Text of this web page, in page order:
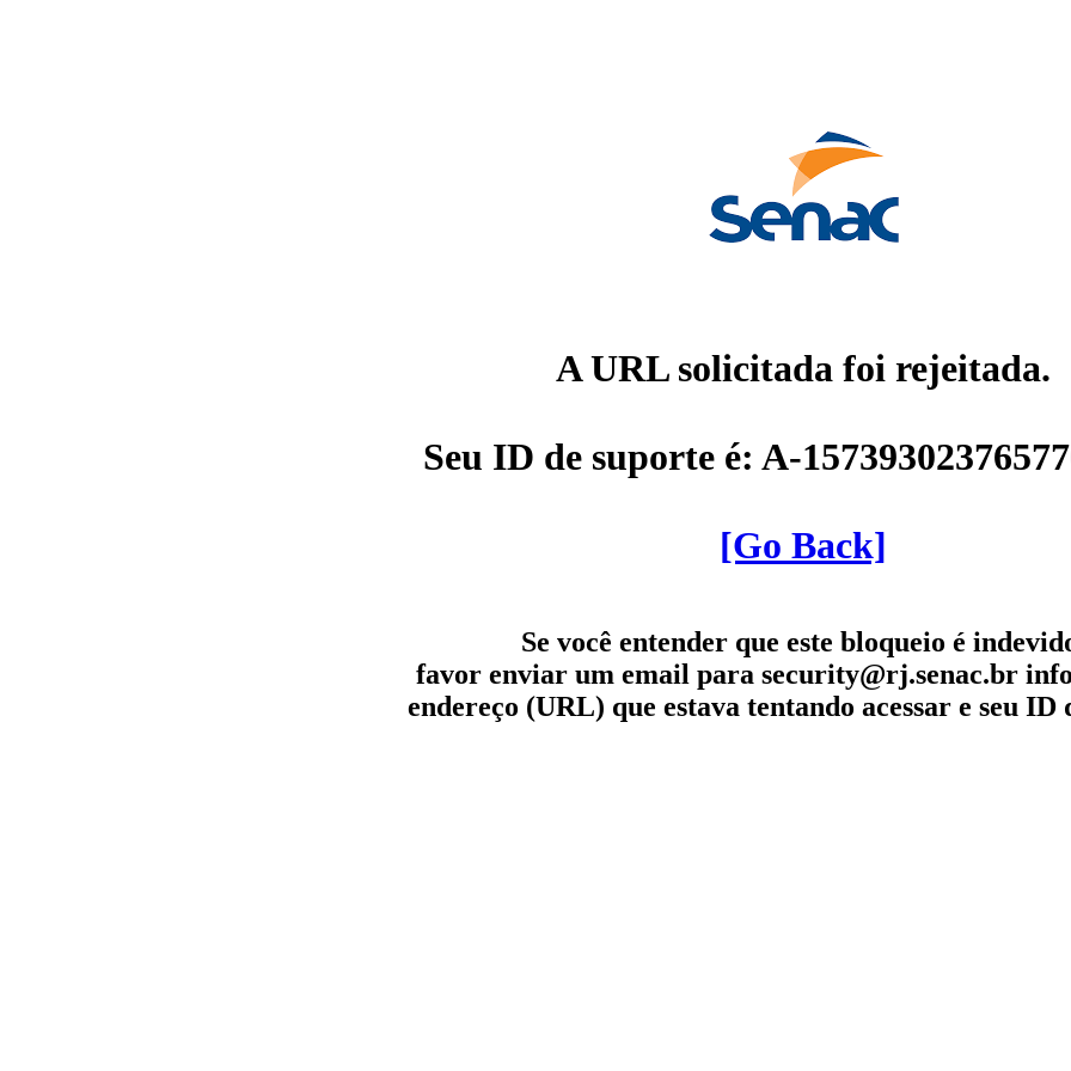
A URL solicitada foi rejeitada.
Seu ID de suporte é: A-
[Go Back]
Se você entender que este bloqueio é
favor enviar um email para security@rj.senac.br
endereço (URL) que estava tentando acessar e seu ID